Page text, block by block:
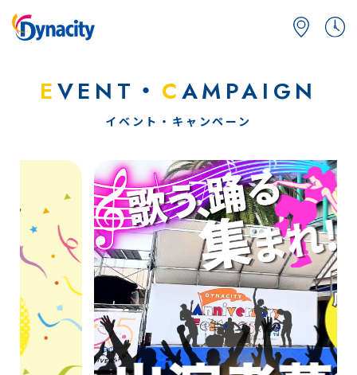
EVENT・ CAMPAIGN
イベント・キャンペーン